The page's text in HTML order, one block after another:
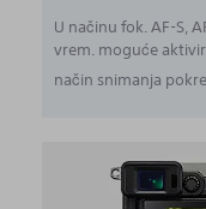
U načinu fok. AF-S,
vrem. moguće
način snimanja